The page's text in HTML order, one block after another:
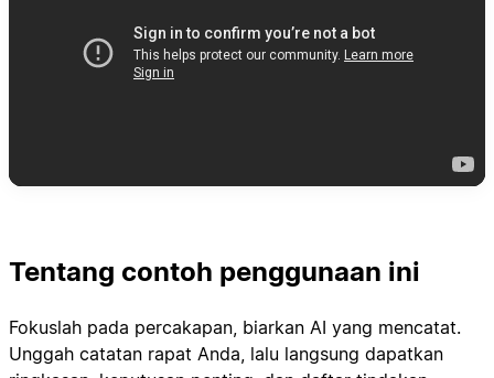
Tentang contoh penggunaan ini
Fokuslah pada percakapan, biarkan AI yang mencatat.
Unggah catatan rapat Anda, lalu langsung dapatkan